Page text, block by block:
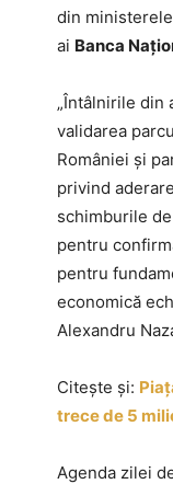
din
ai Banca
„Întâlnirile din
validarea
României și
privind
schimburile
pentru
pentru
economică
Alexandru
Citește și:
trece de 5
Agenda zilei